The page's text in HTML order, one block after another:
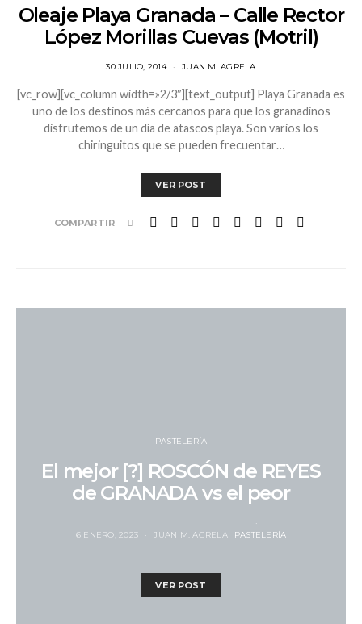
Oleaje Playa Granada – Calle Rector
López Morillas Cuevas (Motril)
30 JULIO, 2014 JUAN M. AGRELA
[vc_row][vc_column width=»2/3″][text_output] Playa Granada es
uno de los destinos más cercanos para que los granadinos
disfrutemos de un día de atascos playa. Son varios los
chiringuitos que se pueden frecuentar…
VER POST
COMPARTIR
PASTELERÍA
El mejor [?] ROSCÓN de REYES
de GRANADA vs el peor
6 ENERO, 2023 JUAN M. AGRELA PASTELERÍA
VER POST